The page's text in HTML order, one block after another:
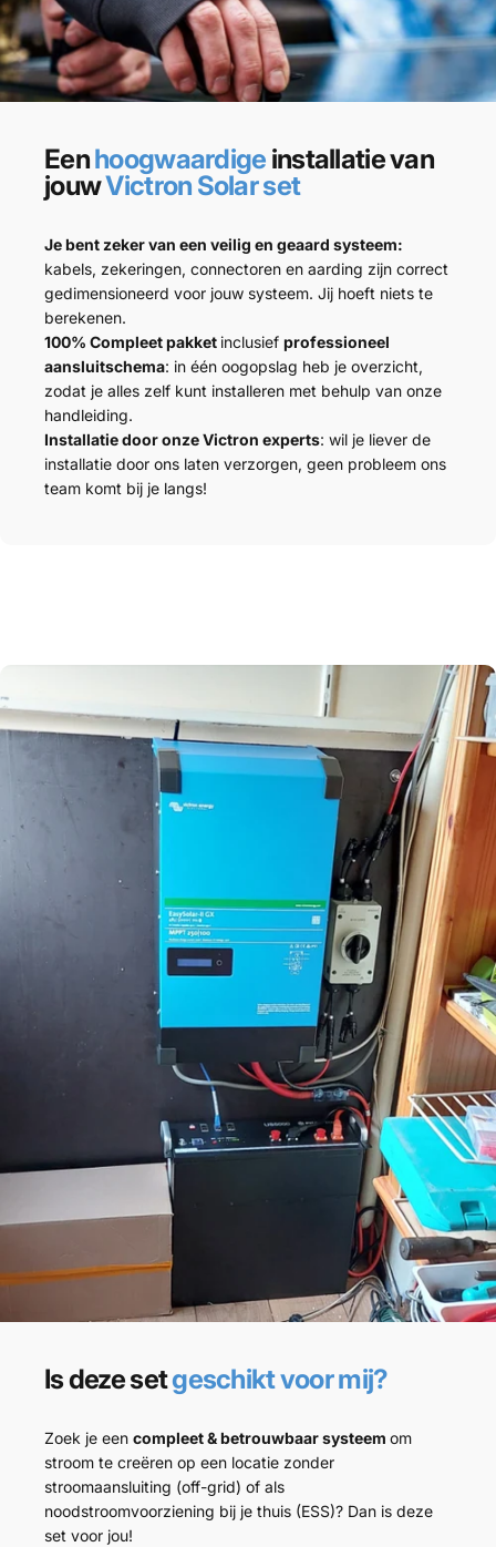
Eenhoogwaardige installatie van
jouwVictron Solar set
Je bent zeker van een veilig en geaard systeem:
kabels, zekeringen, connectoren en aarding zijn correct
gedimensioneerd voor jouw systeem. Jij hoeft niets te
berekenen.
100% Compleet pakket inclusief professioneel
aansluitschema: in één oogopslag heb je overzicht,
zodat je alles zelf kunt installeren met behulp van onze
handleiding.
Installatie door onze Victron experts: wil je liever de
installatie door ons laten verzorgen, geen probleem ons
team komt bij je langs!
Is deze setgeschikt voor mij?
Zoek je een compleet & betrouwbaar systeem om
stroom te creëren op een locatie zonder
stroomaansluiting (off-grid) of als
noodstroomvoorziening bij je thuis (ESS)? Dan is deze
set voor jou!